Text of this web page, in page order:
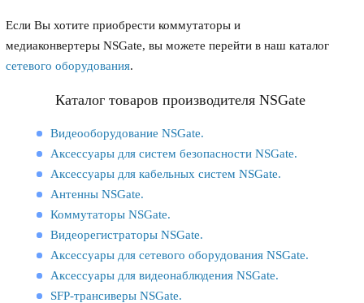
Если Вы хотите приобрести коммутаторы и
медиаконвертеры NSGate, вы можете перейти в наш каталог
сетевого оборудования.
Каталог товаров производителя NSGate
Видеооборудование NSGate.
Аксессуары для систем безопасности NSGate.
Аксессуары для кабельных систем NSGate.
Антенны NSGate.
Коммутаторы NSGate.
Видеорегистраторы NSGate.
Аксессуары для сетевого оборудования NSGate.
Аксессуары для видеонаблюдения NSGate.
SFP-трансиверы NSGate.